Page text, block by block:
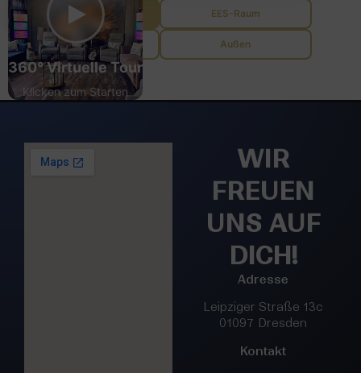
360° Virtuelle Tour
Klicken zum Starten
Lounge EES-Raum
Beratung Außen
WIR
FREUEN
UNS AUF
DICH!
Adresse
Leipziger Straße 13c
01097 Dresden
Kontakt